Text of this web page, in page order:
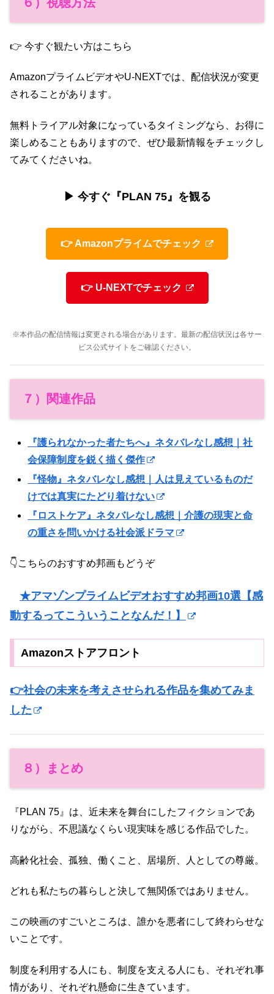
👉 今すぐ観たい方はこちら
AmazonプライムビデオやU-NEXTでは、配信状況が変更
されることがあります。
無料トライアル対象になっているタイミングなら、お得に
楽しめることもありますので、ぜひ最新情報をチェックし
てみてくださいね。
▶ 今すぐ『PLAN 75』を観る
👉 Amazonプライムでチェック
👉 U-NEXTでチェック
※本作品の配信情報は変更される場合があります。最新の配信状況は各サー
ビス公式サイトをご確認ください。
７）関連作品
『護られなかった者たちへ』ネタバレなし感想｜社
会保障制度を鋭く描く傑作
『怪物』ネタバレなし感想｜人は見えているものだ
けでは真実にたどり着けない
『ロストケア』ネタバレなし感想｜介護の現実と命
の重さを問いかける社会派ドラマ
👇こちらのおすすめ邦画もどうぞ
★アマゾンプライムビデオおすすめ邦画10選【感
動するってこういうことなんだ！】
Amazonストアフロント
👉社会の未来を考えさせられる作品を集めてみま
した
８）まとめ
『PLAN 75』は、近未来を舞台にしたフィクションであ
りながら、不思議なくらい現実味を感じる作品でした。
高齢化社会、孤独、働くこと、居場所、人としての尊厳。
どれも私たちの暮らしと決して無関係ではありません。
この映画のすごいところは、誰かを悪者にして終わらせな
いことです。
制度を利用する人にも、制度を支える人にも、それぞれ事
情があり、それぞれ懸命に生きています。